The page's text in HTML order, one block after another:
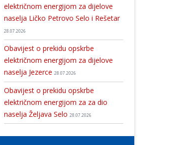
Sretan Vam Božić!!!
električnom energijom za dijelove
naselja Ličko Petrovo Selo i Rešetar
28.07.2026
Obavijest o prekidu opskrbe
električnom energijom za dijelove
naselja Jezerce 28.07.2026
Obavijest o prekidu opskrbe
električnom energijom za za dio
naselja Željava Selo 28.07.2026